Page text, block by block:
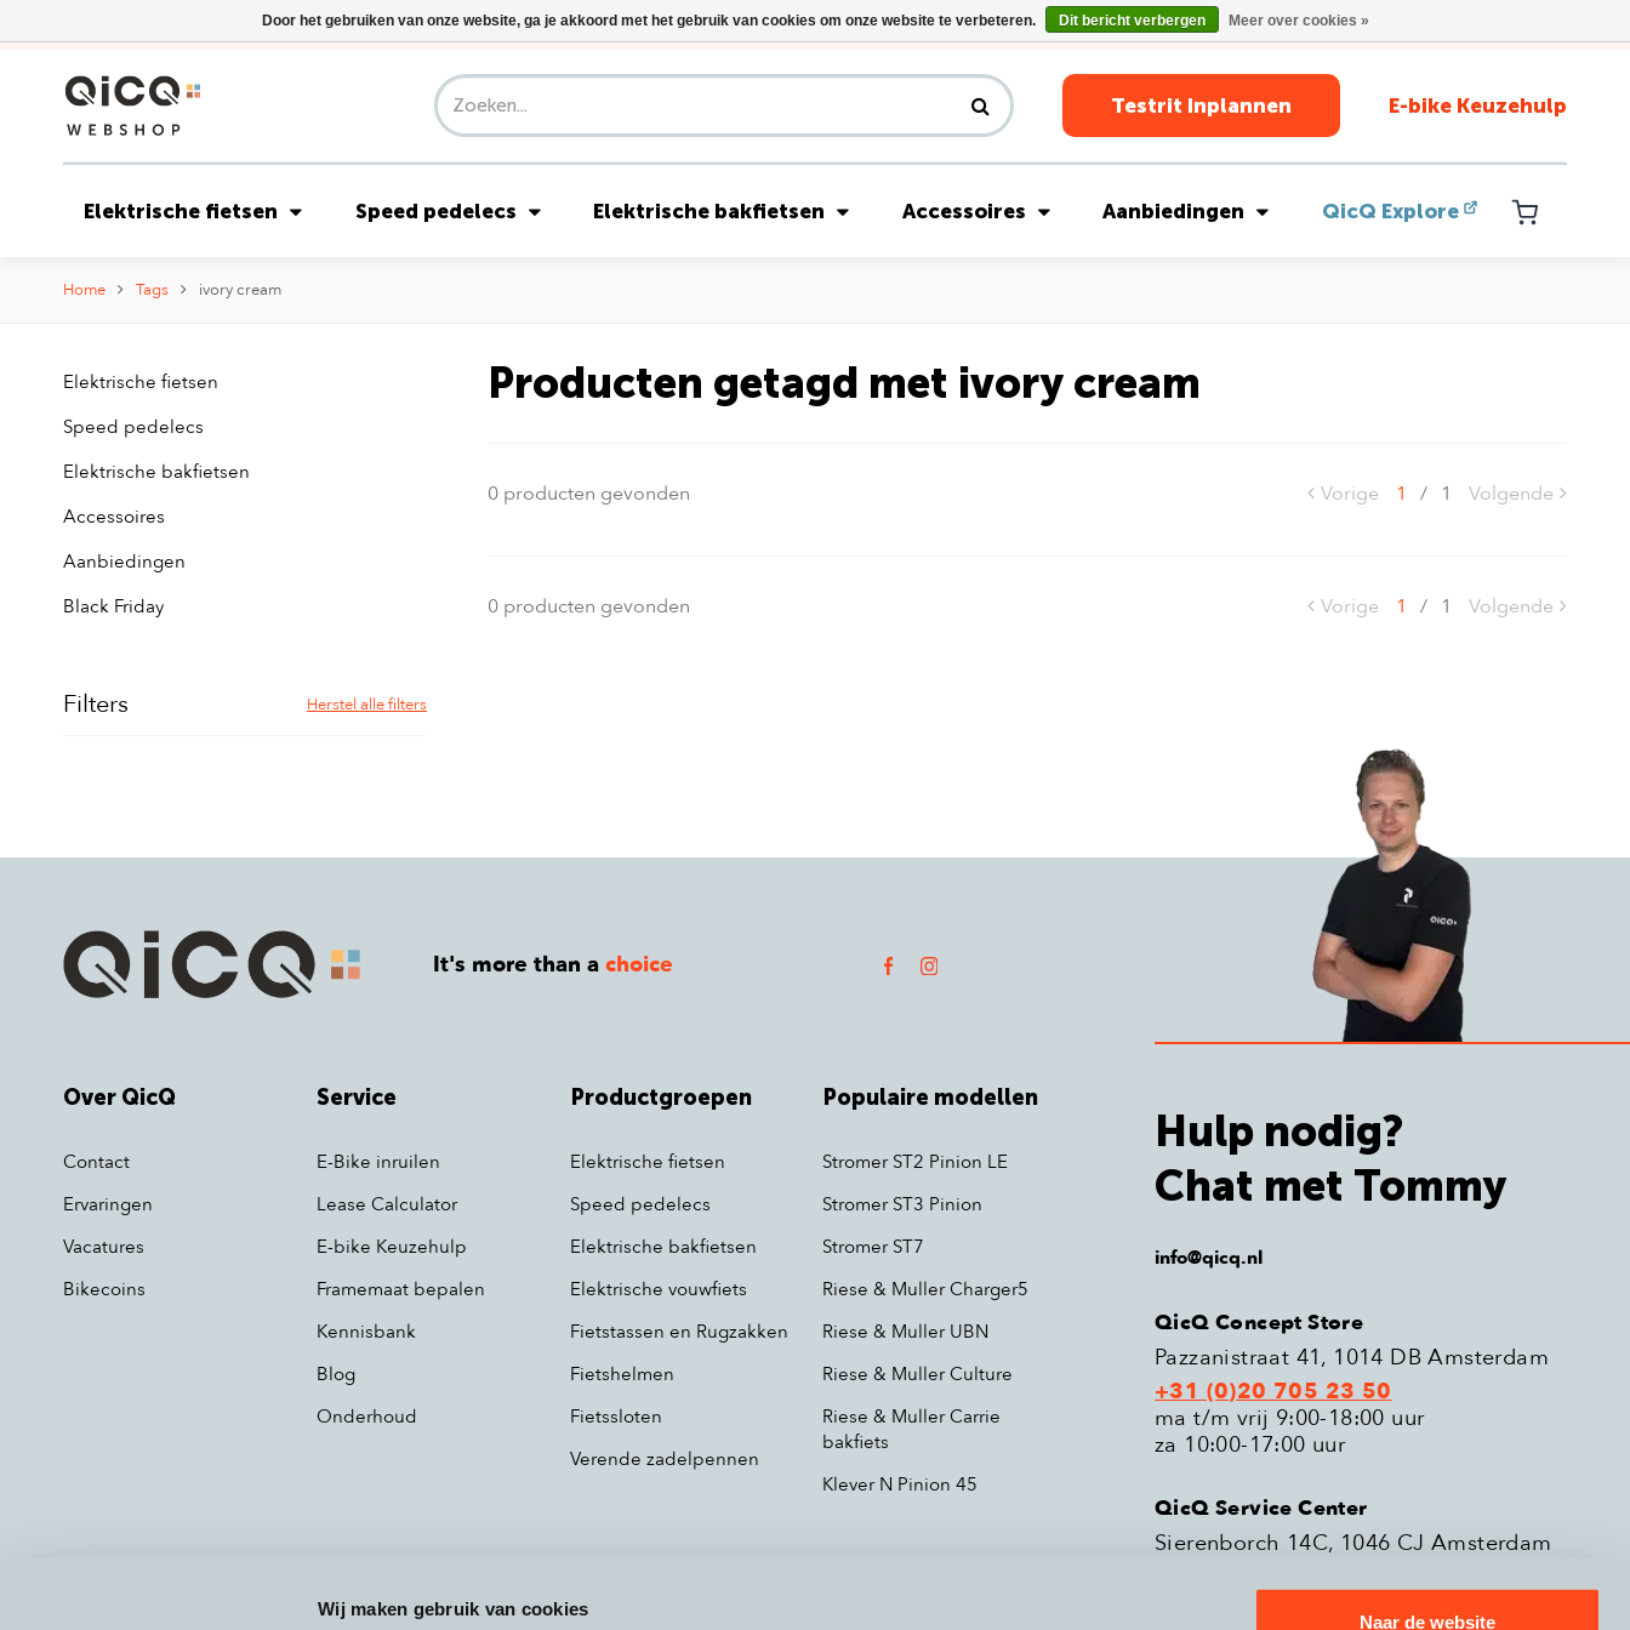
Wij maken gebruik van cookies
Naar de website
Riese & Müller Nevo5 Silent Core nu direct uit voorraad leverbaar!
Testrit Inplannen E-bike Keuzehulp
Elektrische fietsen Speed pedelecs Elektrische bakfietsen Accessoires Aanbiedingen QicQ Explore
Home Tags ivory cream
Elektrische fietsen
Speed pedelecs
Elektrische bakfietsen
Accessoires
Aanbiedingen
Black Friday
Filters Herstel alle filters
Producten getagd met ivory cream
0 producten gevonden Vorige 1 / 1 Volgende
0 producten gevonden Vorige 1 / 1 Volgende
It's more than achoice
Over QicQ
Contact
Ervaringen
Vacatures
Bikecoins
Service
E-Bike inruilen
Lease Calculator
E-bike Keuzehulp
Framemaat bepalen
Kennisbank
Blog
Onderhoud
Productgroepen
Elektrische fietsen
Speed pedelecs
Elektrische bakfietsen
Elektrische vouwfiets
Fietstassen en Rugzakken
Fietshelmen
Fietssloten
Verende zadelpennen
Populaire modellen
Stromer ST2 Pinion LE
Stromer ST3 Pinion
Stromer ST7
Riese & Muller Charger5
Riese & Muller UBN
Riese & Muller Culture
Riese & Muller Carrie
bakfiets
Klever N Pinion 45
Hulp nodig?
Chat met Tommy
info@qicq.nl
QicQ Concept Store
Pazzanistraat 41, 1014 DB Amsterdam
+31 (0)20 705 23 50
ma t/m vrij 9:00-18:00 uur
za 10:00-17:00 uur
QicQ Service Center
Sierenborch 14C, 1046 CJ Amsterdam
Door het gebruiken van onze website, ga je akkoord met het gebruik van cookies om onze website te verbeteren. Dit bericht verbergen Meer over cookies »